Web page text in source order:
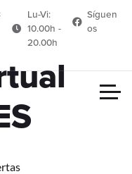
Lu-Vi:
10.00h -
20.00h
Síguen
os